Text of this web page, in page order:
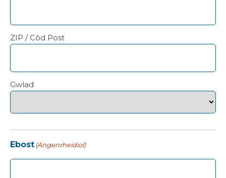
ZIP / Côd Post
Gwlad
Ebost(Angenrheidiol)